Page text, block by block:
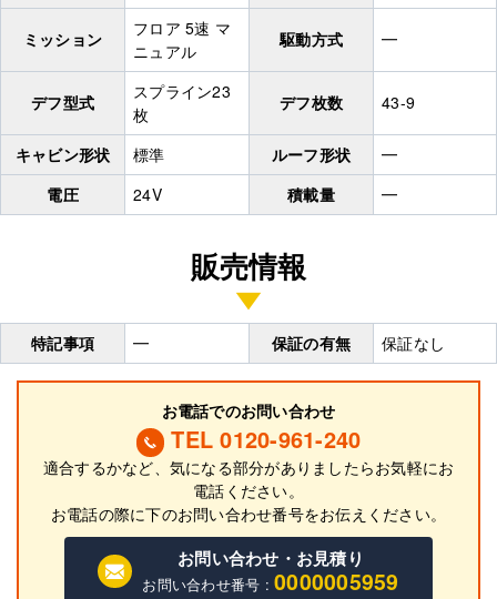
ミッション
フロア 5速 マ
ニュアル
駆動方式 ━
デフ型式
スプライン23
枚
デフ枚数 43-9
キャビン形状 標準 ルーフ形状
━
電圧
24V 積載量 ━
販売情報
特記事項 ━ 保証の有無 保証なし
お電話でのお問い合わせ
TEL 0120-961-240
適合するかなど、気になる部分がありましたらお気軽にお
電話ください。
お電話の際に下のお問い合わせ番号をお伝えください。
お問い合わせ・お見積り
お問い合わせ番号 :0000005959